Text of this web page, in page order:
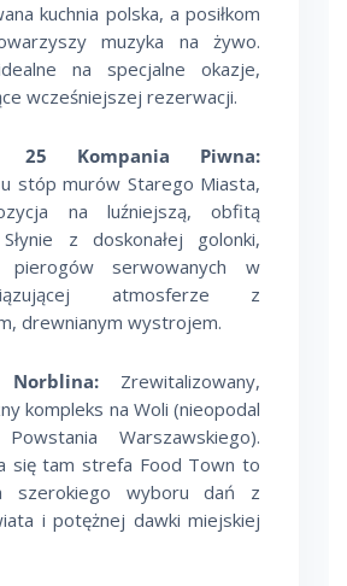
kuchnia polska, a posiłkom
muzyka na żywo.
na specjalne okazje,
wcześniejszej rezerwacji.
25 Kompania Piwna:
u stóp murów Starego Miasta,
na luźniejszą, obfitą
z doskonałej golonki,
serwowanych w
atmosferze z
drewnianym wystrojem.
Norblina: Zrewitalizowany,
kompleks na Woli (nieopodal
Warszawskiego).
się tam strefa Food Town to
szerokiego wyboru dań z
i potężnej dawki miejskiej